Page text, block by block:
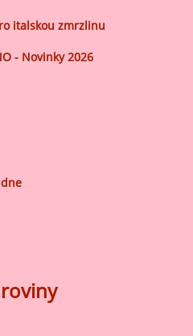
italskou zmrzlinu
- Novinky 2026